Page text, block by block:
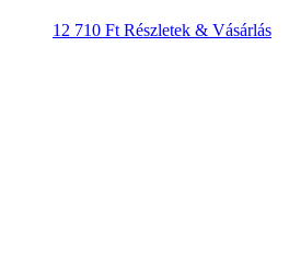
12 710 Ft Részletek & Vásárlás